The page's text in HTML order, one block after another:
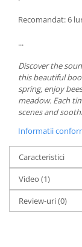
Recomandat: 6
...
Discover the
this beautiful
spring, enjoy
meadow. Each
scenes and
Informatii
Caracteristici
Video (1)
Review-uri(0)